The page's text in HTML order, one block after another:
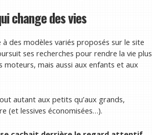
change des vies
des modèles variés proposés sur le site
ses recherches pour rendre la vie plus
mais aussi aux enfants et aux
autant aux petits qu’aux grands,
(et lessives économisées…).